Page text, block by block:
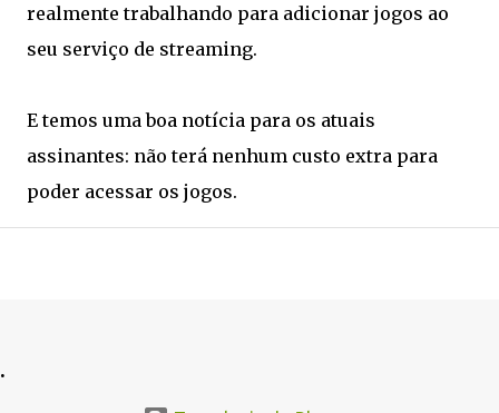
realmente trabalhando para adicionar jogos ao
seu serviço de streaming.
E temos uma boa notícia para os atuais
assinantes: não terá nenhum custo extra para
poder acessar os jogos.
.